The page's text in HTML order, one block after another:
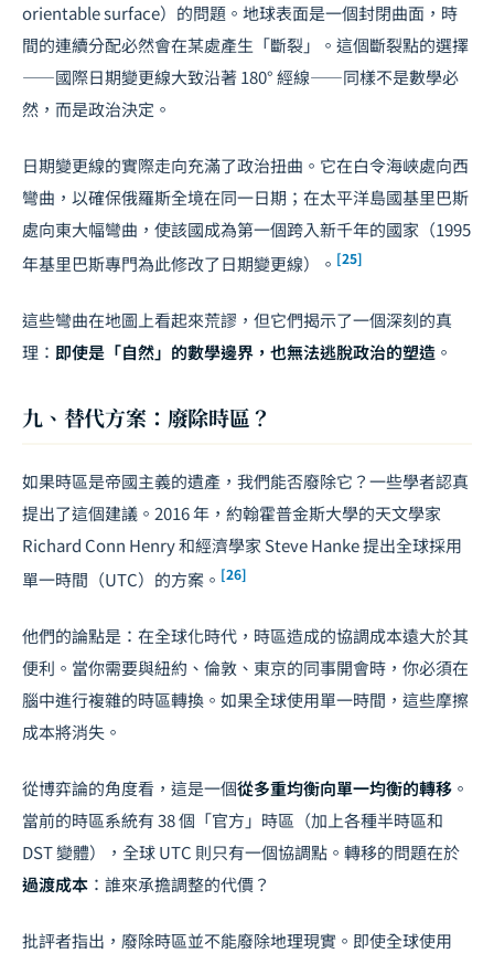
orientable surface）的問題。地球表面是一個封閉曲面，時
間的連續分配必然會在某處產生「斷裂」。這個斷裂點的選擇
——國際日期變更線大致沿著 180° 經線——同樣不是數學必
然，而是政治決定。
日期變更線的實際走向充滿了政治扭曲。它在白令海峽處向西
彎曲，以確保俄羅斯全境在同一日期；在太平洋島國基里巴斯
處向東大幅彎曲，使該國成為第一個跨入新千年的國家（1995
年基里巴斯專門為此修改了日期變更線）。 [25]
這些彎曲在地圖上看起來荒謬，但它們揭示了一個深刻的真
理： 即使是「自然」的數學邊界，也無法逃脫政治的塑造 。
九、替代方案：廢除時區？
如果時區是帝國主義的遺產，我們能否廢除它？一些學者認真
提出了這個建議。2016 年，約翰霍普金斯大學的天文學家
Richard Conn Henry 和經濟學家 Steve Hanke 提出全球採用
單一時間（UTC）的方案。 [26]
他們的論點是：在全球化時代，時區造成的協調成本遠大於其
便利。當你需要與紐約、倫敦、東京的同事開會時，你必須在
腦中進行複雜的時區轉換。如果全球使用單一時間，這些摩擦
成本將消失。
從博弈論的角度看，這是一個從多重均衡向單一均衡的轉移 。
當前的時區系統有 38 個「官方」時區（加上各種半時區和
DST 變體），全球 UTC 則只有一個協調點。轉移的問題在於
過渡成本 ：誰來承擔調整的代價？
批評者指出，廢除時區並不能廢除地理現實。即使全球使用